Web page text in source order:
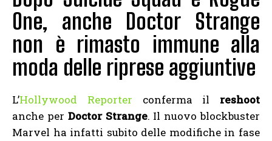
One, anche Doctor Strange
non è rimasto immune alla
moda delle riprese aggiuntive
L’Hollywood Reporter conferma il reshoot
anche per Doctor Strange. Il nuovo blockbuster
Marvel ha infatti subito delle modifiche in fase